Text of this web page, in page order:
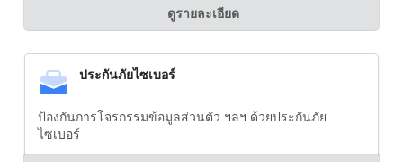
ดูรายละเอียด
ประกันภัยไซเบอร์
ป้องกันการโจรกรรมข้อมูลส่วนตัว ฯลฯ ด้วยประกันภัย
ไซเบอร์